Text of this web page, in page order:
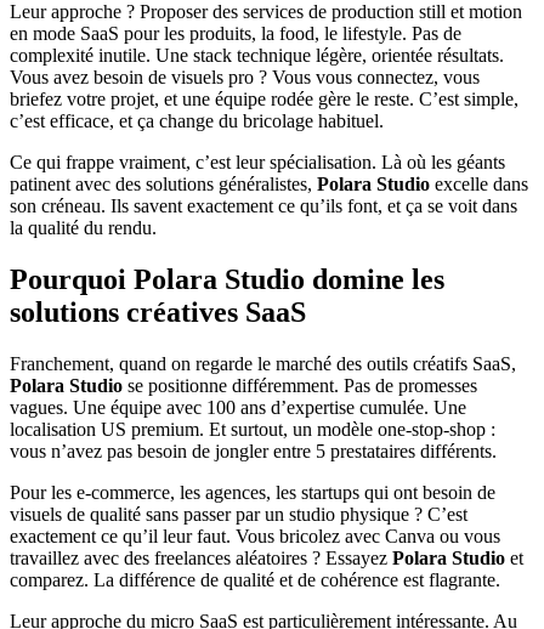
Leur approche ? Proposer des services de production still et motion
en mode SaaS pour les produits, la food, le lifestyle. Pas de
complexité inutile. Une stack technique légère, orientée résultats.
Vous avez besoin de visuels pro ? Vous vous connectez, vous
briefez votre projet, et une équipe rodée gère le reste. C’est simple,
c’est efficace, et ça change du bricolage habituel.
Ce qui frappe vraiment, c’est leur spécialisation. Là où les géants
patinent avec des solutions généralistes, Polara Studio excelle dans
son créneau. Ils savent exactement ce qu’ils font, et ça se voit dans
la qualité du rendu.
Pourquoi Polara Studio domine les
solutions créatives SaaS
Franchement, quand on regarde le marché des outils créatifs SaaS,
Polara Studio se positionne différemment. Pas de promesses
vagues. Une équipe avec 100 ans d’expertise cumulée. Une
localisation US premium. Et surtout, un modèle one-stop-shop :
vous n’avez pas besoin de jongler entre 5 prestataires différents.
Pour les e-commerce, les agences, les startups qui ont besoin de
visuels de qualité sans passer par un studio physique ? C’est
exactement ce qu’il leur faut. Vous bricolez avec Canva ou vous
travaillez avec des freelances aléatoires ? Essayez Polara Studio et
comparez. La différence de qualité et de cohérence est flagrante.
Leur approche du micro SaaS est particulièrement intéressante. Au